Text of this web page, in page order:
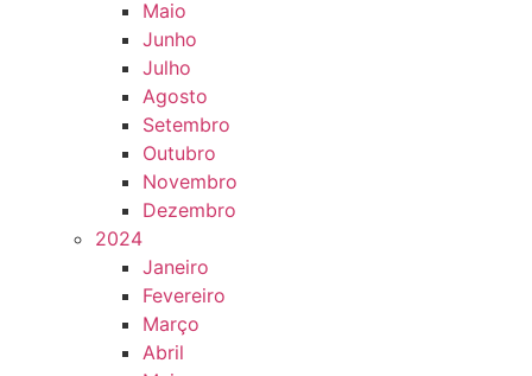
Maio
Junho
Julho
Agosto
Setembro
Outubro
Novembro
Dezembro
2024
Janeiro
Fevereiro
Março
Abril